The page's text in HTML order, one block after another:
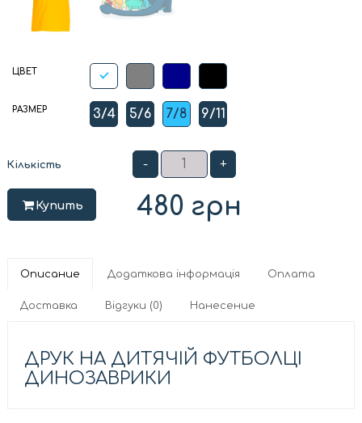
ЦВЕТ
РАЗМЕР 3/4 5/6 7/8 9/11
Кількість - +
Купить 480 грн
Описание Додаткова інформація Оплата
Доставка Відгуки (0) Нанесение
ДРУК НА ДИТЯЧІЙ ФУТБОЛЦІ
ДИНОЗАВРИКИ